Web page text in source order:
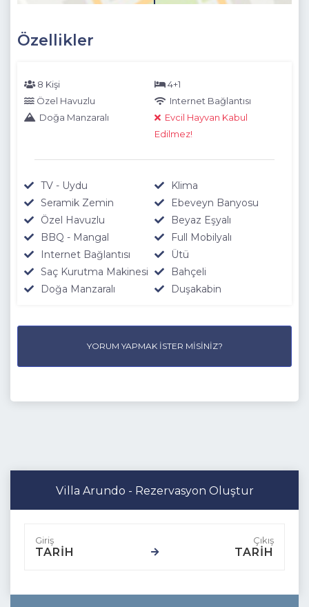
Özellikler
8 Kişi
4+1
Özel Havuzlu
Internet Bağlantısı
Doğa Manzaralı
Evcil Hayvan Kabul
Edilmez!
TV - Uydu
Klima
Seramik Zemin
Ebeveyn Banyosu
Özel Havuzlu
Beyaz Eşyalı
BBQ - Mangal
Full Mobilyalı
Internet Bağlantısı
Ütü
Saç Kurutma Makinesi
Bahçeli
Doğa Manzaralı
Duşakabin
YORUM YAPMAK İSTER MISINIZ?
Villa Arundo - Rezervasyon Oluştur
TARİH TARİH